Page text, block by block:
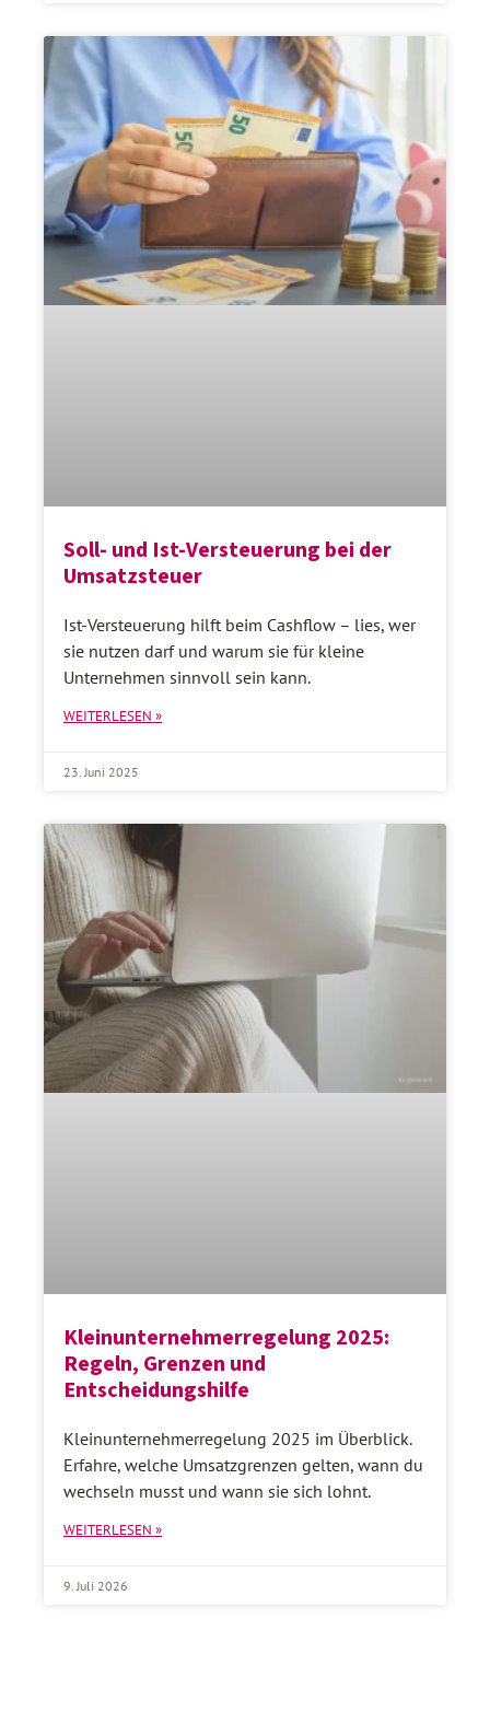
Soll- und Ist-Versteuerung bei der
Umsatzsteuer
Ist-Versteuerung hilft beim Cashflow – lies, wer
sie nutzen darf und warum sie für kleine
Unternehmen sinnvoll sein kann.
WEITERLESEN »
23. Juni 2025
Kleinunternehmerregelung 2025:
Regeln, Grenzen und
Entscheidungshilfe
Kleinunternehmerregelung 2025 im Überblick.
Erfahre, welche Umsatzgrenzen gelten, wann du
wechseln musst und wann sie sich lohnt.
WEITERLESEN »
9. Juli 2026